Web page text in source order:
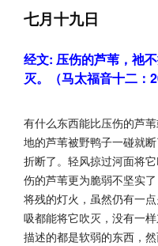
七月十九日
经文: 压伤的芦苇，祂
灭。（马太福音十二：
有什么东西能比压伤的芦
地的芦苇被野鸭子一碰就
折断了。轻风掠过河面将
伤的芦苇更为脆弱不坚实
将残的灯火，虽然仍有一
吸都能将它吹灭，没有一
描述的都是软弱的东西，